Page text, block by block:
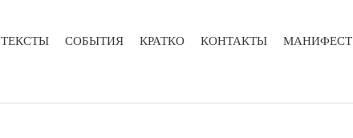
ТЕКСТЫ СОБЫТИЯ КРАТКО КОНТАКТЫ МАНИФЕСТ